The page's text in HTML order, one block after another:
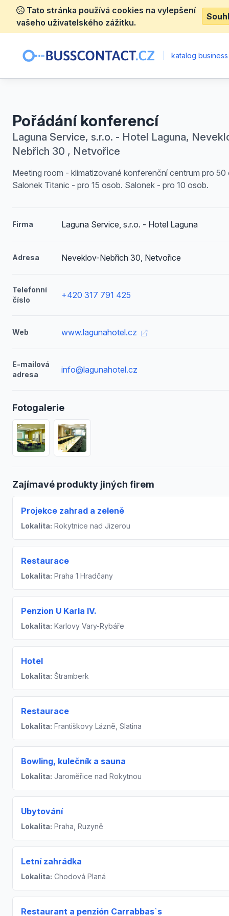
Tato stránka používá cookies na vylepšení
vašeho uživatelského zážitku.
katalog
Pořádání konferencí
Laguna Service, s.r.o. - Hotel Laguna,
Nebřich 30 , Netvořice
Meeting room - klimatizované konferenční centrum pro 50
Salonek Titanic - pro 15 osob. Salonek - pro 10 osob.
Firma Laguna Service, s.r.o. - Hotel Laguna
Adresa Neveklov-Nebřich 30, Netvořice
Telefonní
číslo
+420 317 791 425
Web www.lagunahotel.cz
E-mailová
adresa
info@lagunahotel.cz
Fotogalerie
Zajímavé produkty jiných firem
Projekce zahrad a zeleně
Lokalita: Rokytnice nad Jizerou
Restaurace
Lokalita: Praha 1 Hradčany
Penzion U Karla IV.
Lokalita: Karlovy Vary-Rybáře
Hotel
Lokalita: Štramberk
Restaurace
Lokalita: Františkovy Lázně, Slatina
Bowling, kulečník a sauna
Lokalita: Jaroměřice nad Rokytnou
Ubytování
Lokalita: Praha, Ruzyně
Letní zahrádka
Lokalita: Chodová Planá
Restaurant a penzión Carrabbas`s